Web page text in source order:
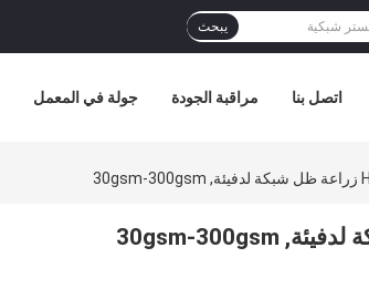
يبحث
جولة في المعمل مراقبة الجودة اتصل بنا